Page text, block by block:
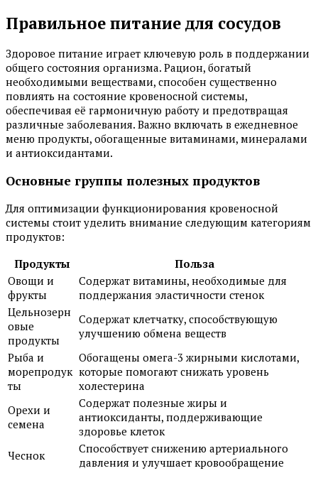
Правильное питание для сосудов
Здоровое питание играет ключевую роль в поддержании
общего состояния организма. Рацион, богатый
необходимыми веществами, способен существенно
повлиять на состояние кровеносной системы,
обеспечивая её гармоничную работу и предотвращая
различные заболевания. Важно включать в ежедневное
меню продукты, обогащенные витаминами, минералами
и антиоксидантами.
Основные группы полезных продуктов
Для оптимизации функционирования кровеносной
системы стоит уделить внимание следующим категориям
продуктов:
Продукты
Польза
Овощи и
фрукты
Содержат витамины, необходимые для
поддержания эластичности стенок
Цельнозерн
овые
продукты
Содержат клетчатку, способствующую
улучшению обмена веществ
Рыба и
морепродук
ты
Обогащены омега-3 жирными кислотами,
которые помогают снижать уровень
холестерина
Орехи и
семена
Содержат полезные жиры и
антиоксиданты, поддерживающие
здоровье клеток
Чеснок
Способствует снижению артериального
давления и улучшает кровообращение